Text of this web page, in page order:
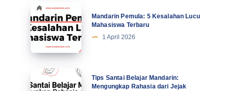
Tingkatkan
Motivasi
di
Abad
Ke-
Mandarin
Pemula:
5
Kesalahan
Lucu
Mahasiswa
Terbaru
Mandarin Pemula: 5 Kesalahan Lucu
Mahasiswa Terbaru
1 April 2026
Tips
Santai
Tips Santai Belajar Mandarin:
Mengungkap Rahasia dari Jejak